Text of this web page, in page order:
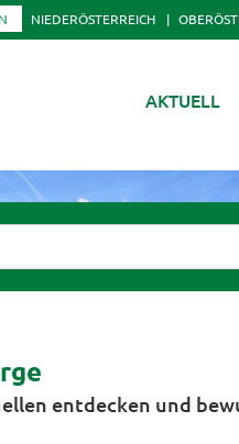
NIEDERÖSTERREICH
AKTUELL
entdecken und